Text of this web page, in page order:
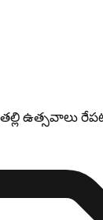
ఉత్సవాలు